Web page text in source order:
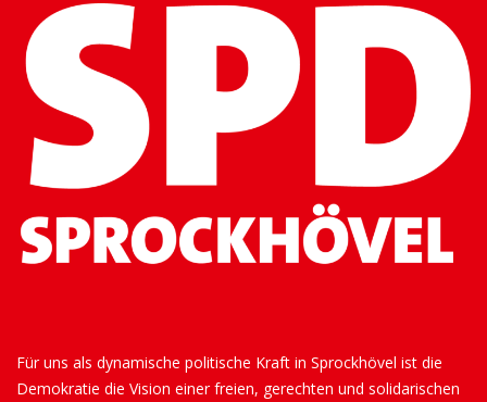
Für uns als dynamische politische Kraft in Sprockhövel ist die
Demokratie die Vision einer freien, gerechten und solidarischen